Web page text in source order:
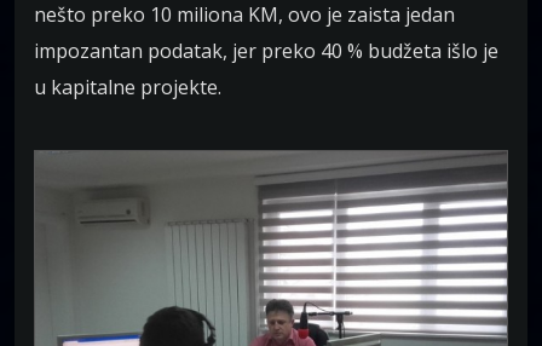
nešto preko 10 miliona KM, ovo je zaista jedan
impozantan podatak, jer preko 40 % budžeta išlo je
u kapitalne projekte.